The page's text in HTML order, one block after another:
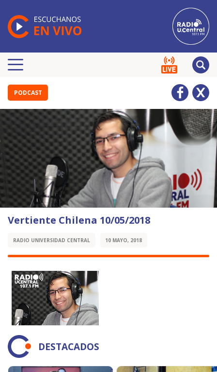
PODCAST
Vertiente Chilena 10/05/2018
RADIO UNIVERSIDAD CENTRAL 10 MAYO, 2018
DESTACADOS